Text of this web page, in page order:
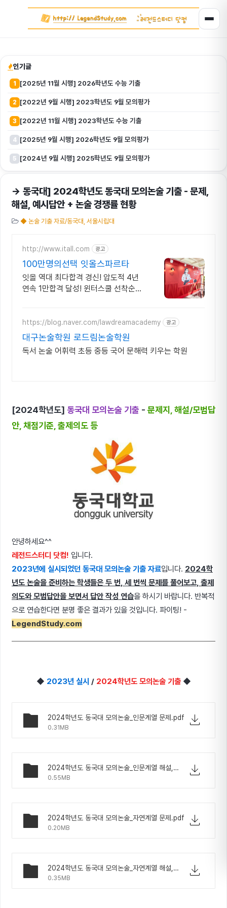
인기글
1 [2025년 11월 시행] 2026학년도 수능 기출
2 [2022년 9월 시행] 2023학년도 9월 모의평가
3 [2022년 11월 시행] 2023학년도 수능 기출
4 [2025년 9월 시행] 2026학년도 9월 모의평가
5 [2024년 9월 시행] 2025학년도 9월 모의평가
→ 동국대] 2024학년도 동국대 모의논술 기출 - 문제,
해설, 예시답안 + 논술 경쟁률 현황
◆ 논술 기출 자료/동국대, 서울시립대
http://www.itall.com 광고
100만명의선택 잇올스파르타
잇올 역대 최다합격 경신! 압도적 4년
연속 1만합격 달성! 윈터스쿨 선착순
https://blog.naver.com/lawdreamacademy 광고
대구논술학원 로드림논술학원
독서 논술 어휘력 초등 중등 국어 문해력 키우는 학원
[2024학년도] 동국대 모의논술 기출 - 문제지, 해설/모범답
안, 채점기준, 출제의도 등
안녕하세요^^
레전드스터디 닷컴! 입니다.
2023년에 실시되었던 동국대 모의논술 기출 자료입니다. 2024학
년도 논술을 준비하는 학생들은 두 번, 세 번씩 문제를 풀어보고, 출제
의도와 모범답안을 보면서 답안 작성 연습을 하시기 바랍니다. 반복적
으로 연습한다면 분명 좋은 결과가 있을 것입니다. 파이팅! -
LegendStudy.com
◆ 2023년 실시 / 2024학년도 모의논술 기출◆
2024학년도 동국대 모의논술_인문계열 문제.pdf
0.31MB
2024학년도 동국대 모의논술_인문계열 해설,예시답안.pdf
0.55MB
2024학년도 동국대 모의논술_자연계열 문제.pdf
0.20MB
2024학년도 동국대 모의논술_자연계열 해설,예시답안.pdf
0.35MB